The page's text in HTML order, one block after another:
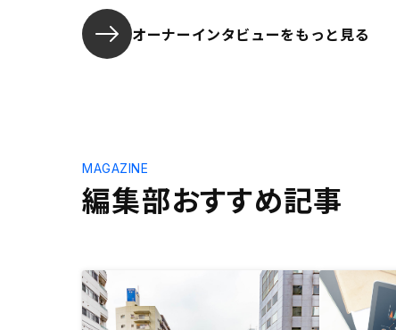
オーナーインタビューをもっと見る
編集部おすすめ記事
MAGAZINE